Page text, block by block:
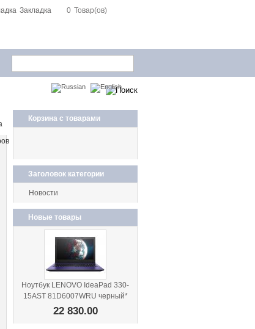
Закладка 0 Товар(ов)
Корзина с товарами
Заголовок категории
Новости
Новые товары
Ноутбук LENOVO IdeaPad 330-
15AST 81D6007WRU черный*
22 830.00